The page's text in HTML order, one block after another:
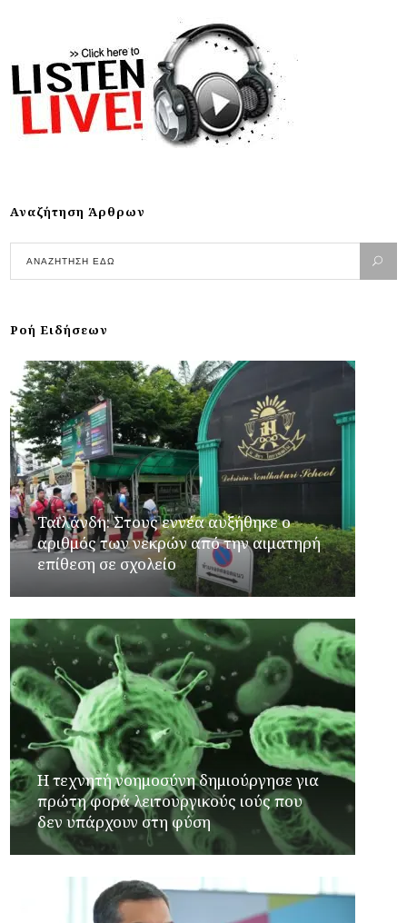
Αναζήτηση Άρθρων
Ροή Ειδήσεων
Ταϊλάνδη: Στους εννέα αυξήθηκε ο
αριθμός των νεκρών από την αιματηρή
επίθεση σε σχολείο
Η τεχνητή νοημοσύνη δημιούργησε για
πρώτη φορά λειτουργικούς ιούς που
δεν υπάρχουν στη φύση